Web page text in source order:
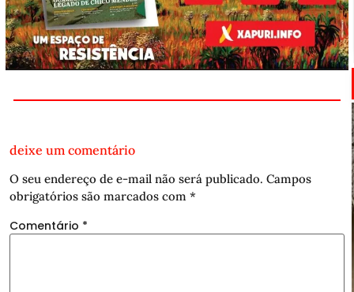
deixe um comentário
O seu endereço de e-mail não será publicado. Campos
obrigatórios são marcados com *
Comentário *